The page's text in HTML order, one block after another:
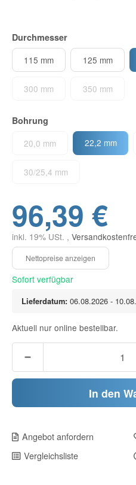
Durchmesser
115 mm
125 mm
300 mm 350 mm
Bohrung
20,0 mm
22,2 mm
30/25,4 mm
96,39 €
inkl. 19% USt. ,
Sofort verfügbar
Lieferdatum: 06.08.2026 -
Aktuell nur online bestellbar.
In den
Angebot anfordern
Vergleichsliste